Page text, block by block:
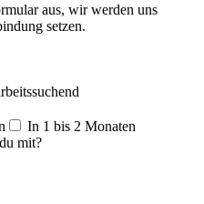
aus, wir werden uns
setzen.
In 1 bis 2 Monaten
mit?